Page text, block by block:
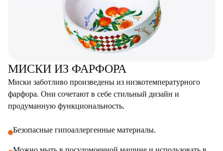
МИСКИ ИЗ ФАРФОРА
Миски заботливо произведены из низкотемпературного
фарфора. Они сочетают в себе стильный дизайн и
продуманную функциональность.
Безопасные гипоаллергенные материалы.